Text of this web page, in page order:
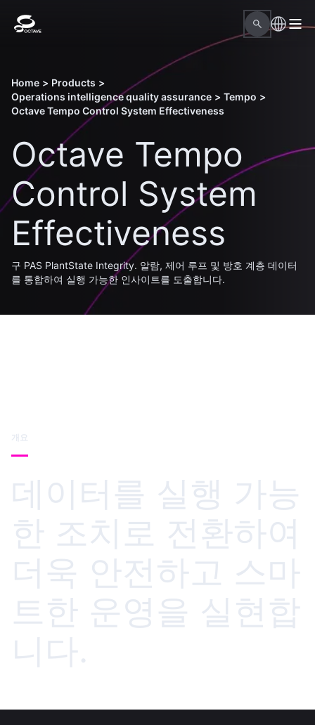
Home > Products >
Operations intelligence quality assurance > Tempo >
Octave Tempo Control System Effectiveness
Octave Tempo
Control System
Effectiveness
구 PAS PlantState Integrity. 알람, 제어 루프 및 방호 계층 데이터
를 통합하여 실행 가능한 인사이트를 도출합니다.
개요
데이터를 실행 가능
한 조치로 전환하여
더욱 안전하고 스마
트한 운영을 실현합
니다.